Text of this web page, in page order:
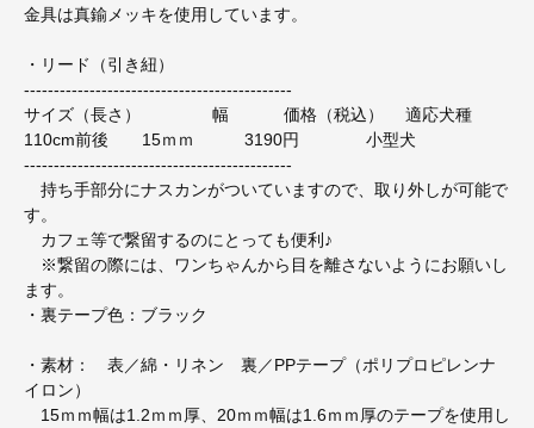
金具は真鍮メッキを使用しています。
・リード（引き紐）
---------------------------------------------
サイズ（長さ） 幅 価格（税込） 適応犬種
110cm前後 15ｍｍ 3190円 小型犬
---------------------------------------------
持ち手部分にナスカンがついていますので、取り外しが可能で
す。
カフェ等で繋留するのにとっても便利♪
※繋留の際には、ワンちゃんから目を離さないようにお願いし
ます。
・裏テープ色：ブラック
・素材： 表／綿・リネン 裏／PPテープ（ポリプロピレンナ
イロン）
15ｍｍ幅は1.2ｍｍ厚、20ｍｍ幅は1.6ｍｍ厚のテープを使用し